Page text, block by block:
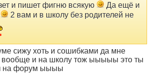
и пишет фигню всякую
Да ещё и
2 вам и в школу без родителей не
сижу хоть и сошибками да мне
вообще и на школу тож ыыыыы это ты
на форум ыыыы